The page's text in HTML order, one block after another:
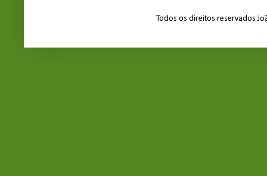
Todos os direitos reservados